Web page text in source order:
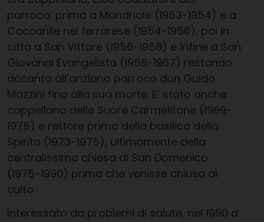
parroco: prima a Mandriole (1953-1954) e a
Coccanile nel ferrarese (1954-1956), poi in
città a San Vittore (1956-1958) e infine a San
Giovanni Evangelista (1958-1967) restando
accanto all’anziano parroco don Guido
Mazzini fino alla sua morte. E’ stato anche
cappellano delle Suore Carmelitane (1969-
1975) e rettore prima della basilica dello
Spirito (1973-1975), ultimamente della
centralissima chiesa di San Domenico
(1975-1990) prima che venisse chiusa al
culto.
Interessato da problemi di salute, nel 1990 a